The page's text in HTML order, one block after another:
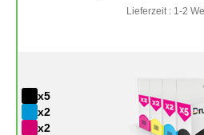
Lieferzeit : 1-2
x5
x2
x2